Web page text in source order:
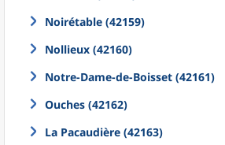
Noirétable (42159)
Nollieux (42160)
Notre-Dame-de-Boisset (42161)
Ouches (42162)
La Pacaudière (42163)